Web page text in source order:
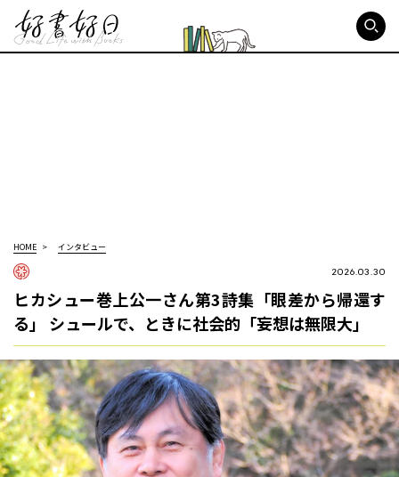
HOME インタビュー
2026.03.30
ヒカシュー巻上公一さん第3詩集「眼差から帰還す
る」 シュールで、ときに社会的「妄想は無限大」